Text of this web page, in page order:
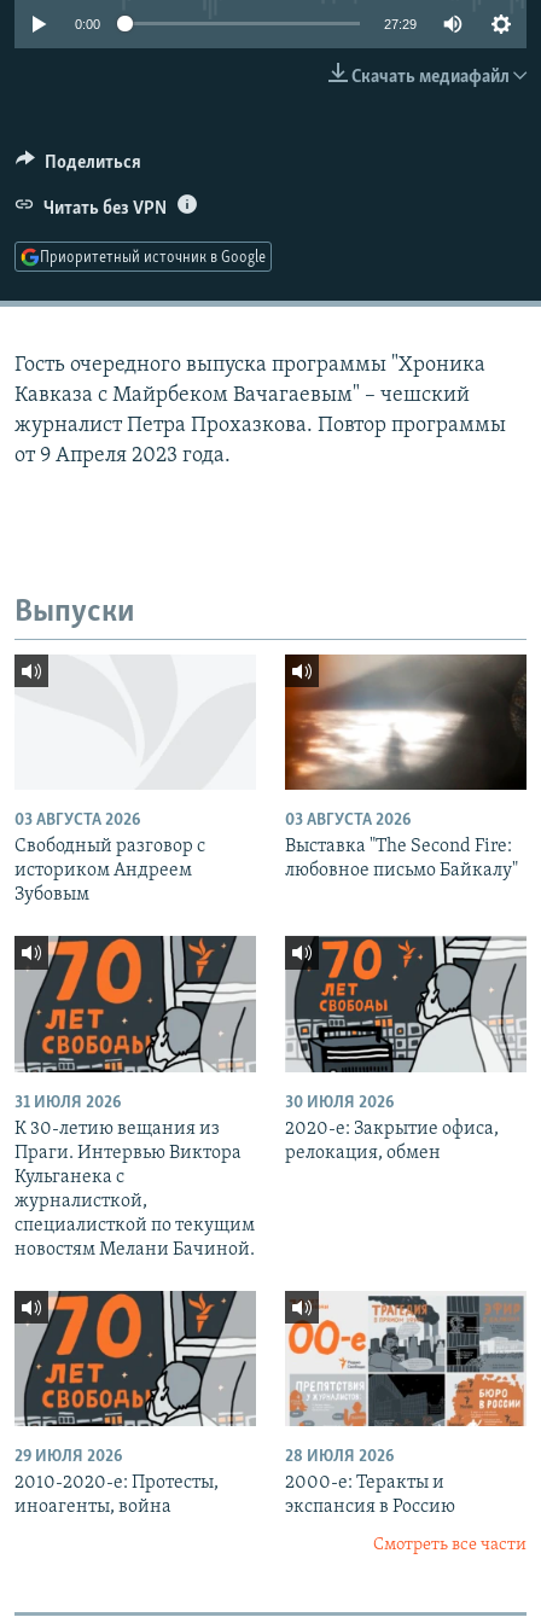
РАСПИСАНИЕ ВЕЩАНИЯ
0:00 27:29
Скачать медиафайл
Поделиться
Читать без VPN
Приоритетный источник в Google
Гость очередного выпуска программы "Хроника
Кавказа с Майрбеком Вачагаевым" – чешский
журналист Петра Прохазкова. Повтор программы
от 9 Апреля 2023 года.
Выпуски
03 АВГУСТА 2026
Свободный разговор с
историком Андреем
Зубовым
03 АВГУСТА 2026
Выставка "The Second Fire:
любовное письмо Байкалу"
31 ИЮЛЯ 2026
К 30-летию вещания из
Праги. Интервью Виктора
Кульганека с
журналисткой,
специалисткой по текущим
новостям Мелани Бачиной.
30 ИЮЛЯ 2026
2020-е: Закрытие офиса,
релокация, обмен
29 ИЮЛЯ 2026
2010-2020-е: Протесты,
иноагенты, война
28 ИЮЛЯ 2026
2000-е: Теракты и
экспансия в Россию
Смотреть все части